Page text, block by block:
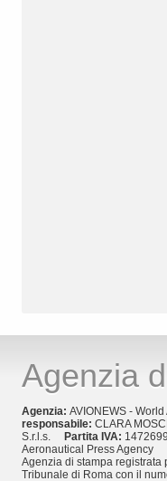
Agenzia
Agenzia: AVIONEWS -
responsabile: CLARA
S.r.l.s. Partita IVA:
Aeronautical Press Agency
Agenzia di stampa registrata
Tribunale di Roma con il